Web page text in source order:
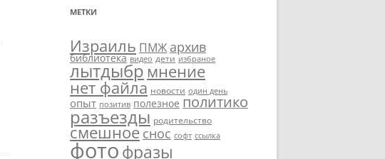
МЕТКИ
Израиль ПМЖ архив
библиотека видео дети избраное
лытдыбр мнение
нет файла новости один день
опыт позитив полезное политико
разъезды родительство
смешное снос софт ссылка
фотофразы